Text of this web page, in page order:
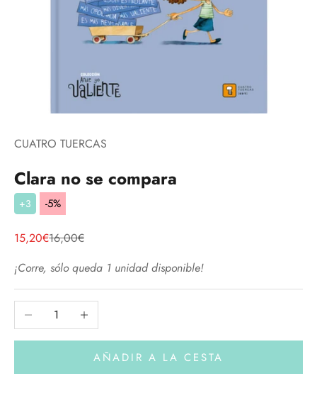
CUATRO TUERCAS
Clara no se compara
+3 -5%
Precio de oferta
15,20€Precio normal
16,00€
¡Corre, sólo queda 1 unidad disponible!
Reducir cantidadAumentar cantidad
AÑADIR A LA CESTA